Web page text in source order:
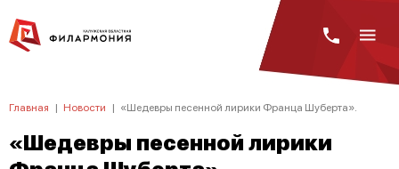
Главная | Новости | «Шедевры песенной лирики Франца Шуберта».
«Шедевры песенной лирики